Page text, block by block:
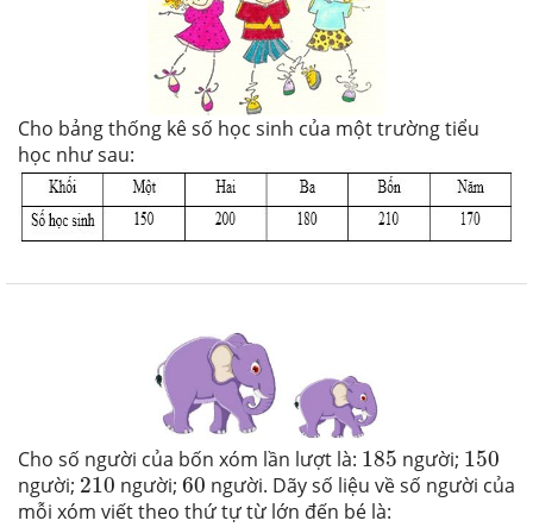
Cho bảng thống kê số học sinh của một trường tiểu
học như sau:
Cho số người của bốn xóm lần lượt là: 185
185 người; 150
150
người; 210
210người; 60
60 người. Dãy số liệu về số người của
mỗi xóm viết theo thứ tự từ lớn đến bé là: